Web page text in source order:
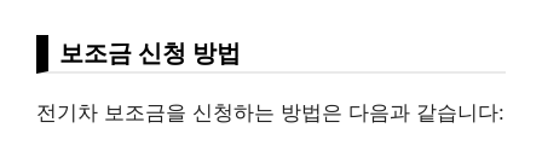
보조금 신청 방법
전기차 보조금을 신청하는 방법은 다음과 같습니다: